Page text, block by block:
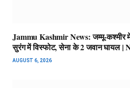
Jammu Kashmir News: जम्मू-कश्मीर
सुरंग में विस्फोट, सेना के 2 जवान घायल |
AUGUST 6, 2026